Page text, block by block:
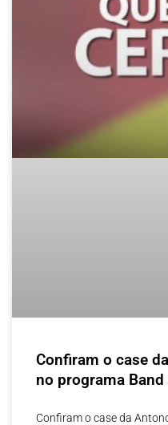
Confiram o case
no programa Band
Confiram o case da